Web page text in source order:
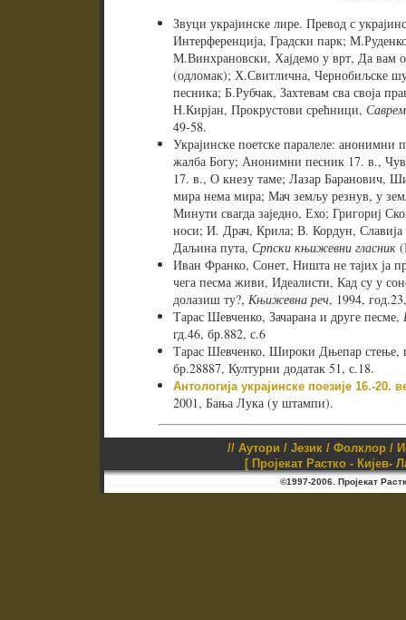
Звуци украјинске лире. Превод с
Интерференција, Градски парк;
М.Винхрановски, Хајдемо у врт, Да вам
(одломак); Х.Свитлична, Чернобиљске
песника; Б.Рубчак, Захтевам сва своја
Н.Кирјан, Прокрустови срећници,
49-58.
Украјинске поетске паралеле: анонимни
жалба Богу; Анонимни песник 17. в.,
17. в., О кнезу таме; Лазар Баранович,
мира нема мира; Мач земљу резнув, у
Минути свагда заједно, Ехо; Григориј
носи; И. Драч, Крила; В. Кордун, Славија
Даљина пута, Српски књижевни гласник
Иван Франко, Сонет, Ништа не тајих ја
чега песма живи, Идеалисти, Кад су у
долазиш ту?, Књижевна реч, 1994,
Тарас Шевченко, Зачарана и друге песме,
гд.46, бр.882, с.6
Тарас Шевченко, Широки Дњепар стење,
бр.28887, Културни додатак 51, с.18.
Антологија украјинске поезије 16.-20.
2001, Бања Лука (у штампи).
// Аутори / Језик / Фолклор /
[ Пројекат Растко - Кијев-
©1997-2006. Пројекат